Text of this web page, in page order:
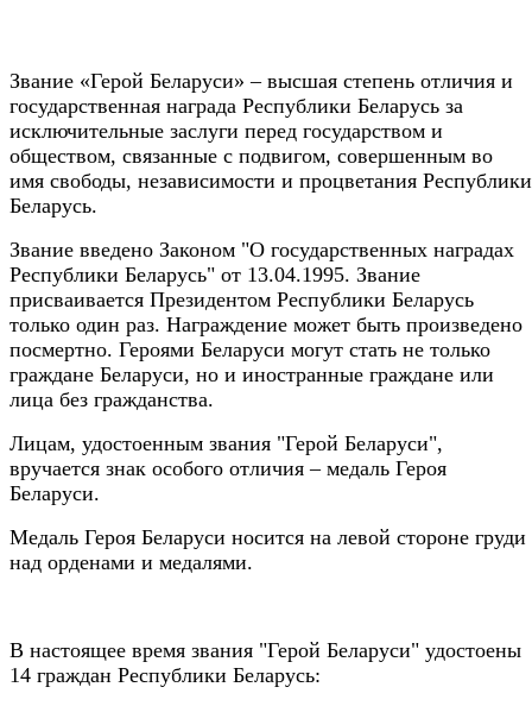
Звание «Герой Беларуси» – высшая степень отличия и
государственная награда Республики Беларусь за
исключительные заслуги перед государством и
обществом, связанные с подвигом, совершенным во
имя свободы, независимости и процветания Республики
Беларусь.
Звание введено Законом "О государственных наградах
Республики Беларусь" от 13.04.1995. Звание
присваивается Президентом Республики Беларусь
только один раз. Награждение может быть произведено
посмертно. Героями Беларуси могут стать не только
граждане Беларуси, но и иностранные граждане или
лица без гражданства.
Лицам, удостоенным звания "Герой Беларуси",
вручается знак особого отличия – медаль Героя
Беларуси.
Медаль Героя Беларуси носится на левой стороне груди
над орденами и медалями.
В настоящее время звания "Герой Беларуси" удостоены
14 граждан Республики Беларусь: